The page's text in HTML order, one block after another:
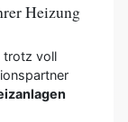
Heizung
trotz voll